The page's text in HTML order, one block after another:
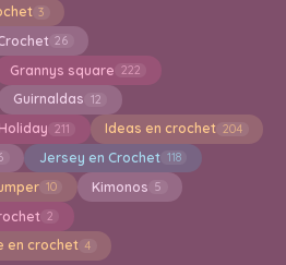
3
26
Grannys square 222
Guirnaldas 12
Holiday 211 Ideas en crochet 204
Jersey en Crochet 118
10 Kimonos 5
2
en crochet 4